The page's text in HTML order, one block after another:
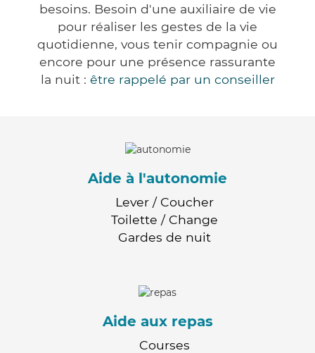
besoins. Besoin d'une auxiliaire de vie
pour réaliser les gestes de la vie
quotidienne, vous tenir compagnie ou
encore pour une présence rassurante
la nuit : être rappelé par un conseiller
Aide à l'autonomie
Lever / Coucher
Toilette / Change
Gardes de nuit
Aide aux repas
Courses